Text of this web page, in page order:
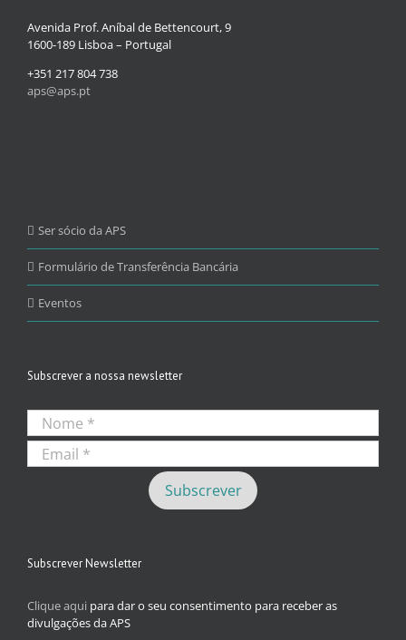
Avenida Prof. Aníbal de Bettencourt, 9
1600-189 Lisboa – Portugal
+351 217 804 738
aps@aps.pt
Ser sócio da APS
Formulário de Transferência Bancária
Eventos
Subscrever a nossa newsletter
Subscrever Newsletter
Clique aqui para dar o seu consentimento para receber as
divulgações da APS